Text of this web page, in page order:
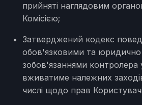
прийняті наглядовим
Комісією;
Затверджений кодекс
обов'язковими та юридично
зобов'язаннями контролера
вживатиме належних
числі щодо прав